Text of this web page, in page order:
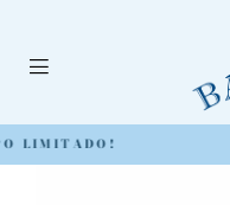
LIMITADO!